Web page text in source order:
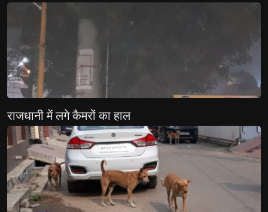
राजधानी में लगे कैमरों का हाल